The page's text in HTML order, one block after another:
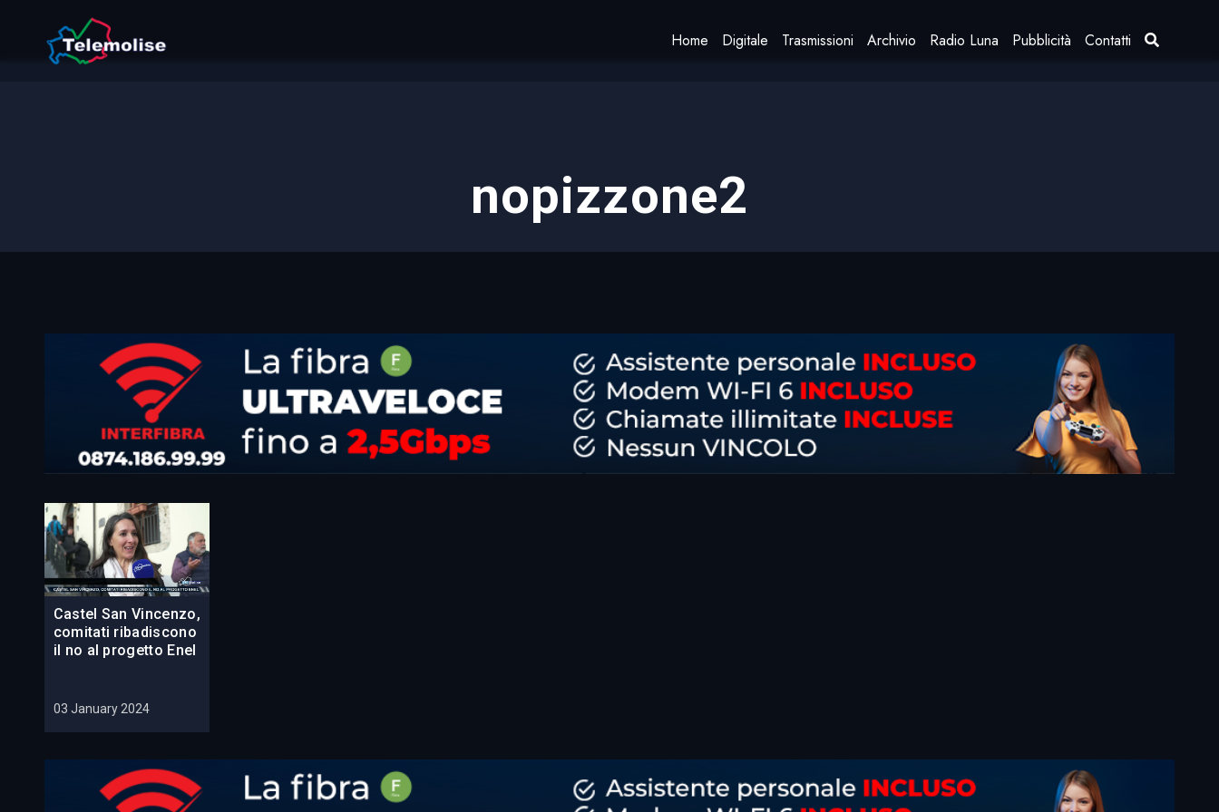
Home Digitale Trasmissioni Archivio Radio Luna Pubblicità Contatti
nopizzone2
Castel San Vincenzo,
comitati ribadiscono
il no al progetto Enel
03 January 2024